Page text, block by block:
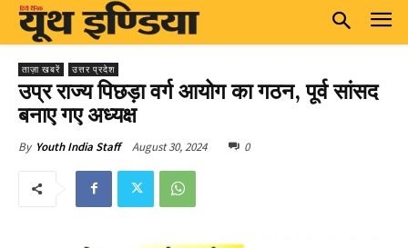
ताज़ा खबरें उत्तर प्रदेश
उप्र राज्य पिछड़ा वर्ग आयोग का गठन, पूर्व सांसद
बनाए गए अध्यक्ष
By Youth India Staff August 30, 2024 0